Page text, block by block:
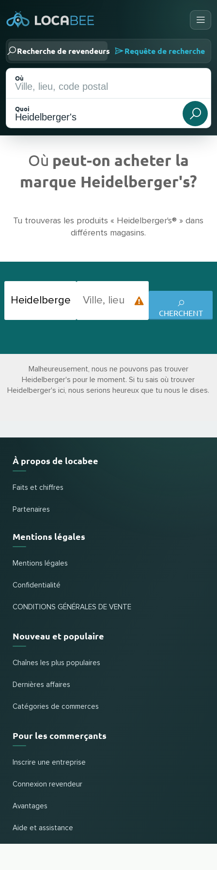
Recherche de revendeurs Requête de recherche
Où
Quoi
Emplacement actuel
Où peut-on acheter la
marque Heidelberger's?
Tu trouveras les produits « Heidelberger's® » dans
différents magasins.
CHERCHENT
Malheureusement, nous ne pouvons pas trouver
Heidelberger's pour le moment. Si tu sais où trouver
Heidelberger's ici, nous serions heureux que tu nous le dises.
À propos de locabee
Faits et chiffres
Partenaires
Mentions légales
Mentions légales
Confidentialité
CONDITIONS GÉNÉRALES DE VENTE
Nouveau et populaire
Chaînes les plus populaires
Dernières affaires
Catégories de commerces
Pour les commerçants
Inscrire une entreprise
Connexion revendeur
Avantages
Aide et assistance